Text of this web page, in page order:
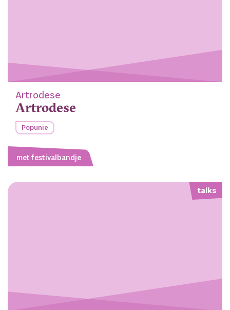
Artrodese
Artrodese
Popunie
met festivalbandje
talks